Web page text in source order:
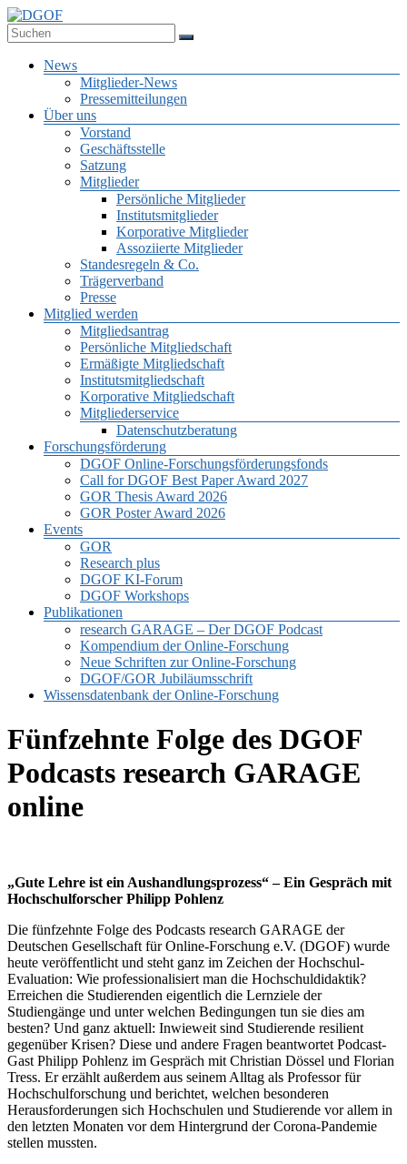
Zum
Inhalt
springen
Deutsche Gesellschaft für Online-Forschung e.V.
Menü
News
Mitglieder-News
Pressemitteilungen
Über uns
Vorstand
Geschäftsstelle
Satzung
Mitglieder
Persönliche Mitglieder
Institutsmitglieder
Korporative Mitglieder
Assoziierte Mitglieder
Standesregeln & Co.
Trägerverband
Presse
Mitglied werden
Mitgliedsantrag
Persönliche Mitgliedschaft
Ermäßigte Mitgliedschaft
Institutsmitgliedschaft
Korporative Mitgliedschaft
Mitgliederservice
Datenschutzberatung
Forschungsförderung
DGOF Online-Forschungsförderungsfonds
Call for DGOF Best Paper Award 2027
GOR Thesis Award 2026
GOR Poster Award 2026
Events
GOR
Research plus
DGOF KI-Forum
DGOF Workshops
Publikationen
research GARAGE – Der DGOF Podcast
Kompendium der Online-Forschung
Neue Schriften zur Online-Forschung
DGOF/GOR Jubiläumsschrift
Wissensdatenbank der Online-Forschung
Fünfzehnte Folge des DGOF
Podcasts research GARAGE
online
„Gute Lehre ist ein Aushandlungsprozess“ – Ein Gespräch mit
Hochschulforscher Philipp Pohlenz
Die fünfzehnte Folge des Podcasts research GARAGE der
Deutschen Gesellschaft für Online-Forschung e.V. (DGOF) wurde
heute veröffentlicht und steht ganz im Zeichen der Hochschul-
Evaluation: Wie professionalisiert man die Hochschuldidaktik?
Erreichen die Studierenden eigentlich die Lernziele der
Studiengänge und unter welchen Bedingungen tun sie dies am
besten? Und ganz aktuell: Inwieweit sind Studierende resilient
gegenüber Krisen? Diese und andere Fragen beantwortet Podcast-
Gast Philipp Pohlenz im Gespräch mit Christian Dössel und Florian
Tress. Er erzählt außerdem aus seinem Alltag als Professor für
Hochschulforschung und berichtet, welchen besonderen
Herausforderungen sich Hochschulen und Studierende vor allem in
den letzten Monaten vor dem Hintergrund der Corona-Pandemie
stellen mussten.